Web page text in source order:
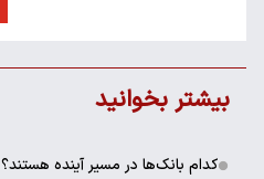
بیشتر بخوانید
کدام بانک‌ها در مسیر آینده هستند؟